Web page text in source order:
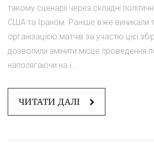
такому сценарії через складні
США та Іраном. Раніше вже виникали
організацією матчів за участю цієї
дозволили змінити місце проведення
наполягаючи на і...
ЧИТАТИ ДАЛІ